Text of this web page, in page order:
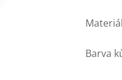
Barva